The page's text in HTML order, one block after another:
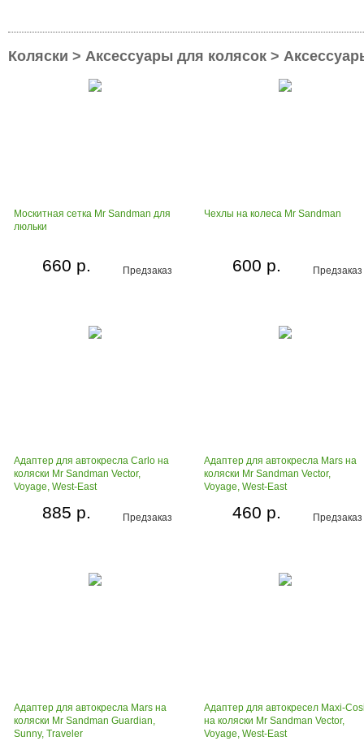
Коляски > Аксессуары для колясок >
Москитная сетка Mr Sandman для
люльки
Предзаказ
660 р.
Чехлы на колеса Mr Sandman
Предзаказ
600 р.
Адаптер для автокресла Carlo на
коляски Mr Sandman Vector,
Voyage, West-East
Предзаказ
885 р.
Адаптер для автокресла Mars на
коляски Mr Sandman Vector,
Voyage, West-East
Предзаказ
460 р.
Адаптер для автокресла Mars на
коляски Mr Sandman Guardian,
Sunny, Traveler
Адаптер для автокресел Maxi-
на коляски Mr Sandman Vector,
Voyage, West-East